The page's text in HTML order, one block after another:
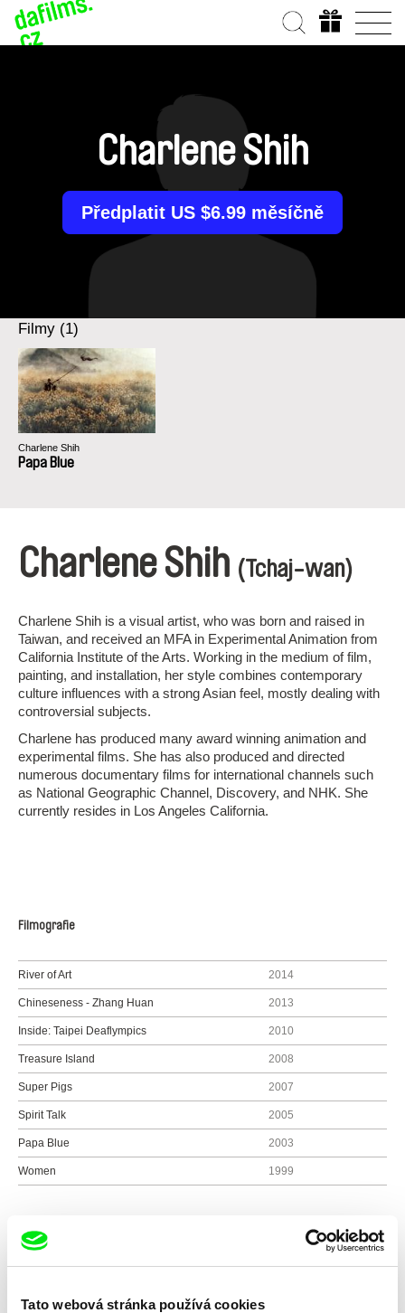
Tato webová stránka používá cookies
Charlene Shih
Předplatit US $6.99 měsíčně
Filmy (1)
Charlene Shih
Papa Blue
Charlene Shih (Tchaj-wan)
Charlene Shih is a visual artist, who was born and raised in
Taiwan, and received an MFA in Experimental Animation from
California Institute of the Arts. Working in the medium of film,
painting, and installation, her style combines contemporary
culture influences with a strong Asian feel, mostly dealing with
controversial subjects.
Charlene has produced many award winning animation and
experimental films. She has also produced and directed
numerous documentary films for international channels such
as National Geographic Channel, Discovery, and NHK. She
currently resides in Los Angeles California.
Filmografie
River of Art 2014
Chineseness - Zhang Huan 2013
Inside: Taipei Deaflympics 2010
Treasure Island 2008
Super Pigs 2007
Spirit Talk 2005
Papa Blue 2003
Women 1999